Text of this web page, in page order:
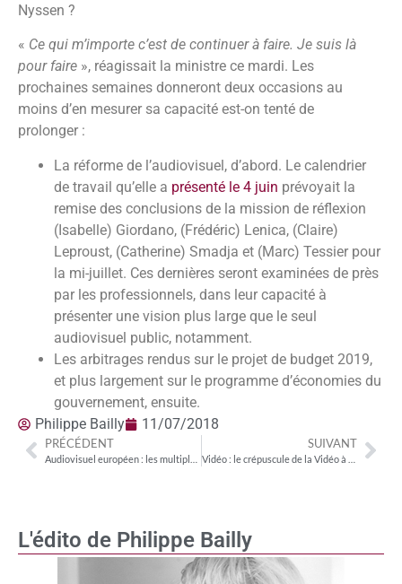
L'édito de Philippe Bailly
Nyssen ?
« Ce qui m’importe c’est de continuer à faire. Je suis là
pour faire », réagissait la ministre ce mardi. Les
prochaines semaines donneront deux occasions au
moins d’en mesurer sa capacité est-on tenté de
prolonger :
La réforme de l’audiovisuel, d’abord. Le calendrier
de travail qu’elle a présenté le 4 juin prévoyait la
remise des conclusions de la mission de réflexion
(Isabelle) Giordano, (Frédéric) Lenica, (Claire)
Leproust, (Catherine) Smadja et (Marc) Tessier pour
la mi-juillet. Ces dernières seront examinées de près
par les professionnels, dans leur capacité à
présenter une vision plus large que le seul
audiovisuel public, notamment.
Les arbitrages rendus sur le projet de budget 2019,
et plus largement sur le programme d’économies du
gouvernement, ensuite.
Philippe Bailly
11/07/2018
PRÉCÉDENT SUIVANT